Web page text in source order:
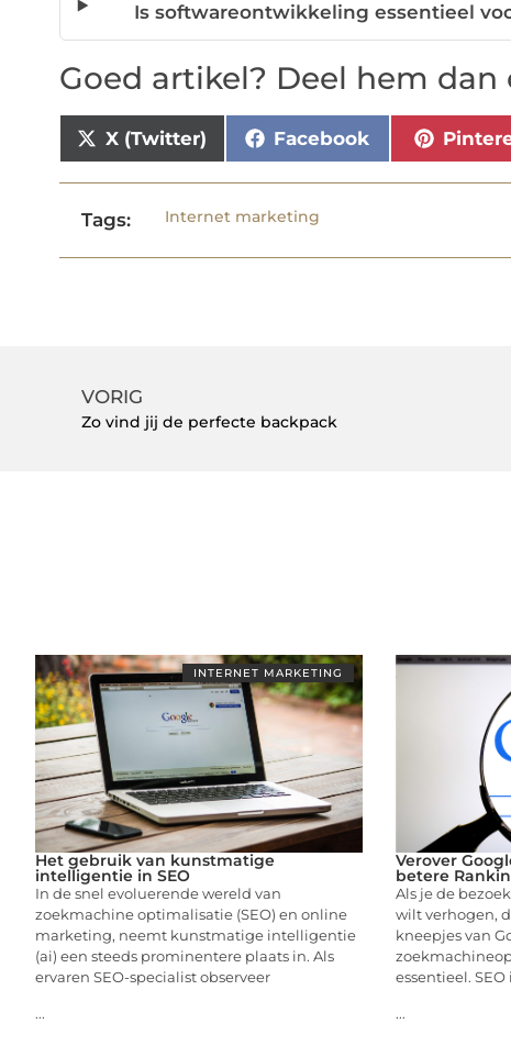
Is softwareontwikkeling essentieel
Goed artikel? Deel hem dan
X (Twitter) Facebook
Tags: Internet marketing
VORIG
Zo vind jij de perfecte backpack
INTERNET MARKETING
Het gebruik van kunstmatige
intelligentie in SEO
In de snel evoluerende wereld van
zoekmachine optimalisatie (SEO) en online
marketing, neemt kunstmatige intelligentie
(ai) een steeds prominentere plaats in. Als
ervaren SEO-specialist observeer
...
Verover
betere
Als je de
wilt verhogen,
kneepjes van
essentieel. SEO
...